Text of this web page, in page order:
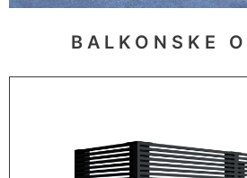
BALKONSKE